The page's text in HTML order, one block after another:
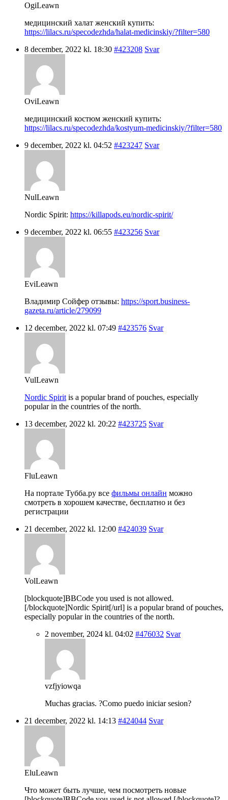
OgiLeawn
медицинский халат женский купить:
https://lilacs.ru/specodezhda/halat-medicinskiy/?filter=580
8 december, 2022 kl. 18:30 #423208 Svar
OviLeawn
медицинский костюм женский купить:
https://lilacs.ru/specodezhda/kostyum-medicinskiy/?filter=580
9 december, 2022 kl. 04:52 #423247 Svar
NulLeawn
Nordic Spirit: https://killapods.eu/nordic-spirit/
9 december, 2022 kl. 06:55 #423256 Svar
EviLeawn
Владимир Сойфер отзывы: https://sport.business-
gazeta.ru/article/279099
12 december, 2022 kl. 07:49 #423576 Svar
VulLeawn
Nordic Spirit is a popular brand of pouches, especially
popular in the countries of the north.
13 december, 2022 kl. 20:22 #423725 Svar
FluLeawn
На портале Тубба.ру все фильмы онлайн можно
смотреть в хорошем качестве, бесплатно и без
регистрации
21 december, 2022 kl. 12:00 #424039 Svar
VolLeawn
[blockquote]BBCode you used is not allowed.
[/blockquote]Nordic Spirit[/url] is a popular brand of pouches,
especially popular in the countries of the north.
2 november, 2024 kl. 04:02 #476032 Svar
vzfjyiowqa
Muchas gracias. ?Como puedo iniciar sesion?
21 december, 2022 kl. 14:13 #424044 Svar
EluLeawn
Что может быть лучше, чем посмотреть новые